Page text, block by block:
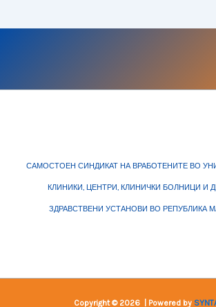
САМОСТОЕН СИНДИКАТ НА ВРАБОТЕНИТЕ ВО
КЛИНИКИ, ЦЕНТРИ, КЛИНИЧКИ БОЛНИЦИ И
ЗДРАВСТВЕНИ УСТАНОВИ ВО РЕПУБЛИКА
Copyright © 2026 | Powered by